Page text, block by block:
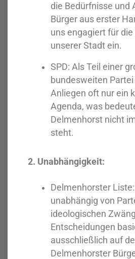
die Bedürfnisse und
Bürger aus erster
uns engagiert für
unserer Stadt ein.
SPD: Als Teil einer
bundesweiten
Anliegen oft nur ein
Agenda, was
Delmenhorst nicht
steht.
2. Unabhängigkeit:
Delmenhorster
unabhängig von
ideologischen
Entscheidungen
ausschließlich auf
Delmenhorster